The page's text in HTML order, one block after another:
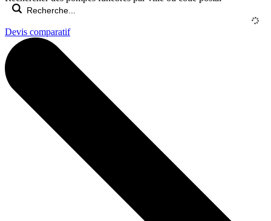
Devis comparatif